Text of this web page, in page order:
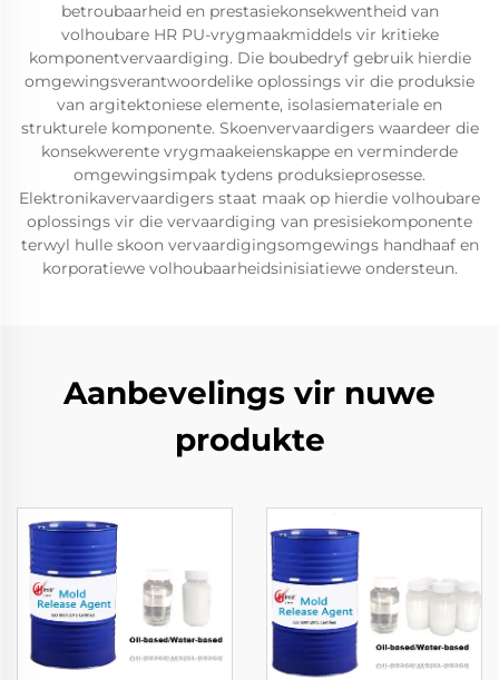
betroubaarheid en prestasiekonsekwentheid van
volhoubare HR PU-vrygmaakmiddels vir kritieke
komponentvervaardiging. Die boubedryf gebruik hierdie
omgewingsverantwoordelike oplossings vir die produksie
van argitektoniese elemente, isolasiemateriale en
strukturele komponente. Skoenvervaardigers waardeer die
konsekwerente vrygmaakeienskappe en verminderde
omgewingsimpak tydens produksieprosesse.
Elektronikavervaardigers staat maak op hierdie volhoubare
oplossings vir die vervaardiging van presisiekomponente
terwyl hulle skoon vervaardigingsomgewings handhaaf en
korporatiewe volhoubaarheidsinisiatiewe ondersteun.
Aanbevelings vir nuwe
produkte